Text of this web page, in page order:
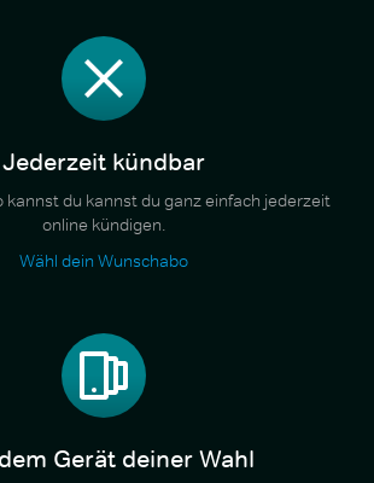
Jederzeit kündbar
kannst du kannst du ganz einfach jederzeit
online kündigen.
Wähl dein Wunschabo
Gerät deiner Wahl